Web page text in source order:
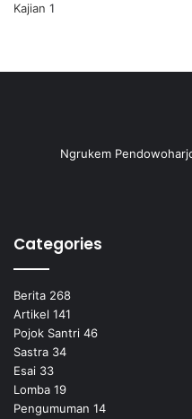
Kajian 1
Ngrukem
Categories
Berita 268
Artikel 141
Pojok Santri 46
Sastra 34
Esai 33
Lomba 19
Pengumuman 14